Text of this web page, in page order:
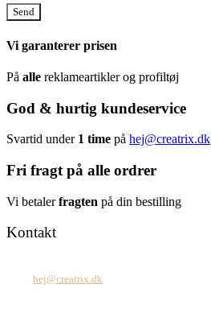
Send
Vi garanterer prisen
På alle reklameartikler og profiltøj
God & hurtig kundeservice
Svartid under 1 time på hej@creatrix.dk
Fri fragt på alle ordrer
Vi betalerfragten på din bestilling
Kontakt
hej@creatrix.dk